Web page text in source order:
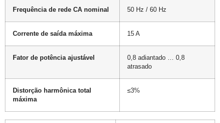
Frequência de rede CA nominal 50 Hz / 60 Hz
Corrente de saída máxima 15 A
Fator de potência ajustável
0,8 adiantado … 0,8
atrasado
Distorção harmônica total
máxima
≤3%